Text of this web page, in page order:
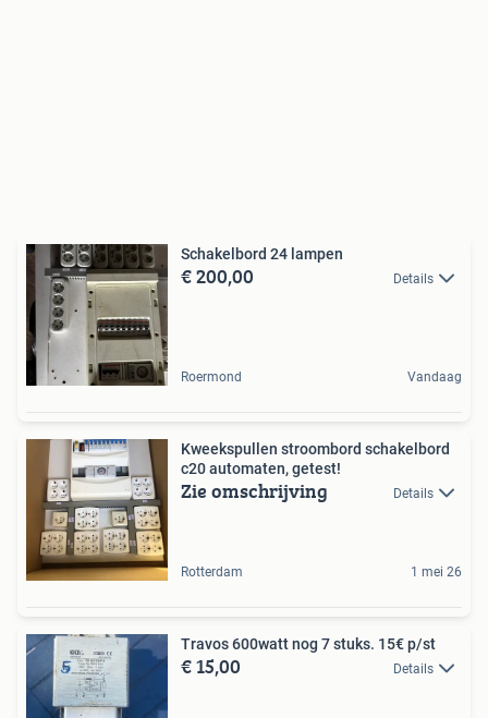
Schakelbord 24 lampen
€ 200,00 Details
Roermond Vandaag
Kweekspullen stroombord schakelbord
c20 automaten, getest!
Zie omschrijving Details
Rotterdam 1 mei 26
Travos 600watt nog 7 stuks. 15€ p/st
€ 15,00 Details